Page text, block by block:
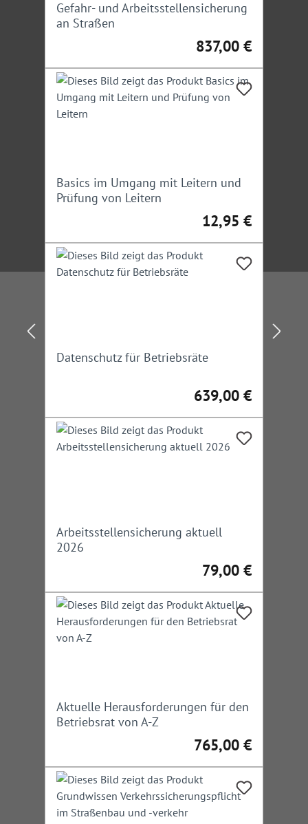
Gefahr- und Arbeitsstellensicherung
an Straßen
Regulärer Preis:
837,00 €
Basics im Umgang mit Leitern und
Prüfung von Leitern
Regulärer Preis:
12,95 €
Datenschutz für Betriebsräte
Regulärer Preis:
639,00 €
Arbeitsstellensicherung aktuell
2026
Regulärer Preis:
79,00 €
Aktuelle Herausforderungen für den
Betriebsrat von A-Z
Regulärer Preis:
765,00 €